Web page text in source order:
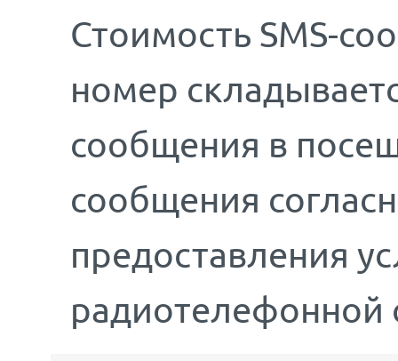
Стоимость SMS-
номер
сообщения в
сообщения
предоставления
радиотелефонной